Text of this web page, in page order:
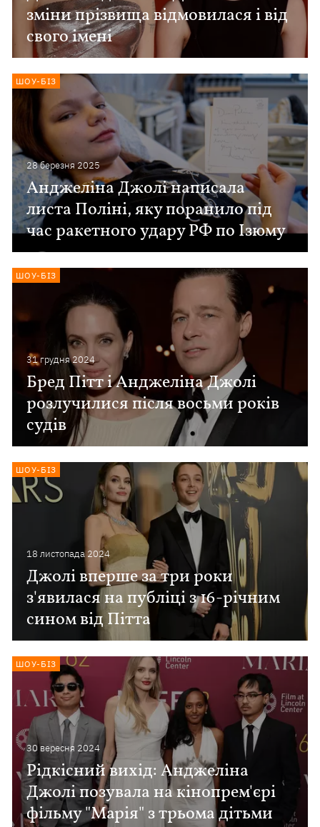
зміни прізвища відмовилася і від
свого імені
28 березня 2025
Анджеліна Джолі написала
листа Поліні, яку поранило під
час ракетного удару РФ по Ізюму
ШОУ-БІЗ
31 грудня 2024
Бред Пітт і Анджеліна Джолі
розлучилися після восьми років
судів
ШОУ-БІЗ
18 листопада 2024
Джолі вперше за три роки
з'явилася на публіці з 16-річним
сином від Пітта
ШОУ-БІЗ
30 вересня 2024
Рідкісний вихід: Анджеліна
Джолі позувала на кінопрем'єрі
фільму "Марія" з трьома дітьми
ШОУ-БІЗ